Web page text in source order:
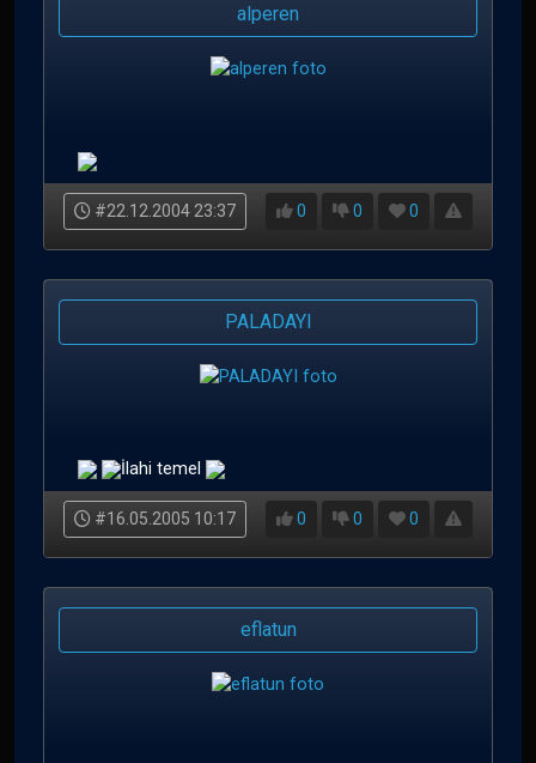
alperen
#22.12.2004 23:37 0 0 0
PALADAYI
İlahi temel
#16.05.2005 10:17 0 0 0
eflatun